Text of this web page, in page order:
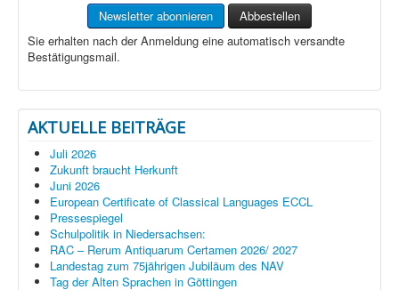
Sie erhalten nach der Anmeldung eine automatisch versandte
Bestätigungsmail.
AKTUELLE BEITRÄGE
Juli 2026
Zukunft braucht Herkunft
Juni 2026
European Certificate of Classical Languages ECCL
Pressespiegel
Schulpolitik in Niedersachsen:
RAC – Rerum Antiquarum Certamen 2026/ 2027
Landestag zum 75jährigen Jubiläum des NAV
Tag der Alten Sprachen in Göttingen